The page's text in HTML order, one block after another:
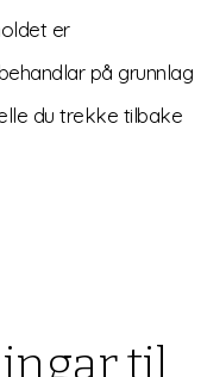
er
på grunnlag
du trekke tilbake
til